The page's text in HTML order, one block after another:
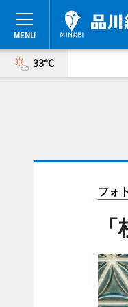
33°C
フォ